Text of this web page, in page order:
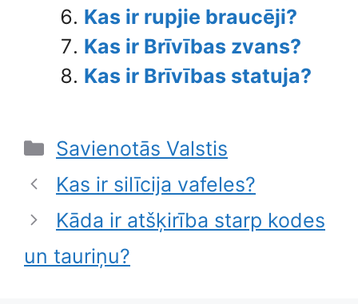
Kas ir rupjie braucēji?
Kas ir Brīvības zvans?
Kas ir Brīvības statuja?
Categories
Savienotās Valstis
Kas ir silīcija vafeles?
Kāda ir atšķirība starp kodes
un tauriņu?